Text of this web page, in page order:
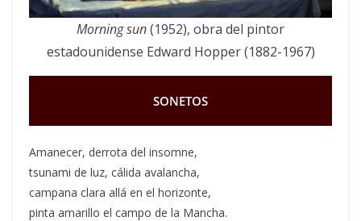
Morning sun(1952), obra del pintor
estadounidense Edward Hopper (1882-1967)
SONETOS
Amanecer, derrota del insomne,
tsunami de luz, cálida avalancha,
campana clara allá en el horizonte,
pinta amarillo el campo de la Mancha.